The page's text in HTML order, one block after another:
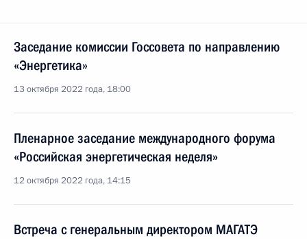
Заседание комиссии Госсовета по направлению
«Энергетика»
13 октября 2022 года, 18:00
Пленарное заседание международного форума
«Российская энергетическая неделя»
12 октября 2022 года, 14:15
Встреча с генеральным директором МАГАТЭ